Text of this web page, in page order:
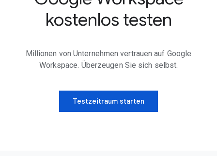
kostenlos testen
Millionen von Unternehmen vertrauen auf Google
Workspace. Überzeugen Sie sich selbst.
Testzeitraum starten